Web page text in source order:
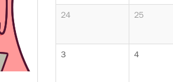
24 25
3 4